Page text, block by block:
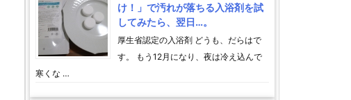
け！」で汚れが落ちる入浴剤を試
してみたら、翌日…。
厚生省認定の入浴剤 どうも、だらはで
す。 もう12月になり、夜は冷え込んで
寒くな …